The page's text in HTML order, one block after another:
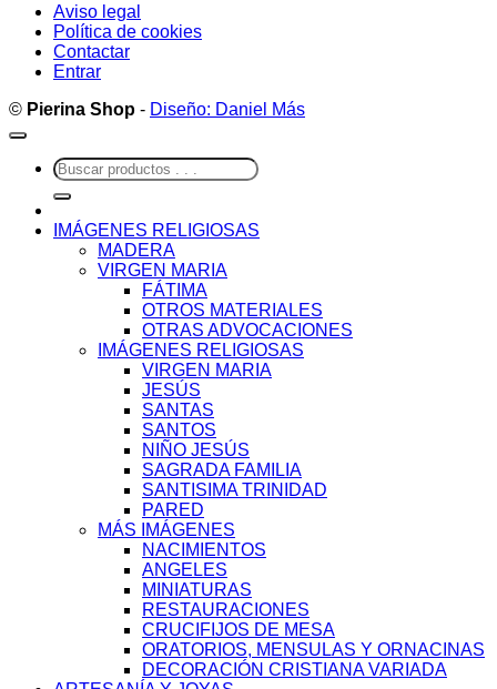
Aviso legal
Política de cookies
Contactar
Entrar
© Pierina Shop - Diseño: Daniel Más
Buscar
por:
IMÁGENES RELIGIOSAS
MADERA
VIRGEN MARIA
FÁTIMA
OTROS MATERIALES
OTRAS ADVOCACIONES
IMÁGENES RELIGIOSAS
VIRGEN MARIA
JESÚS
SANTAS
SANTOS
NIÑO JESÚS
SAGRADA FAMILIA
SANTISIMA TRINIDAD
PARED
MÁS IMÁGENES
NACIMIENTOS
ANGELES
MINIATURAS
RESTAURACIONES
CRUCIFIJOS DE MESA
ORATORIOS, MENSULAS Y ORNACINAS
DECORACIÓN CRISTIANA VARIADA